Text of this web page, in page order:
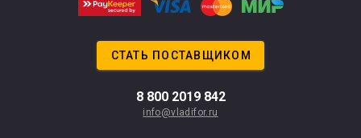
СТАТЬ ПОСТАВЩИКОМ
8 800 2019 842
info@vladifor.ru